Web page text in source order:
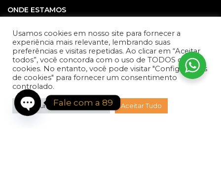
ONDE ESTAMOS
Av. José Moreira, 291 – Jardim Quarto Centenario, Mauá –
SP, 09341-120
INSTITUCIONAL
Política de Privacidsade
Usamos cookies em nosso site para fornecer a
experiência mais relevante, lembrando suas
preferências e visitas repetidas. Ao clicar em “Aceitar
todos”, você concorda com o uso de TODOS os
cookies. No entanto, você pode visitar "Configurações
de cookies" para fornecer um consentimento
controlado.
Configurações de Cookies Aceitar Tudo
Fale com a 89